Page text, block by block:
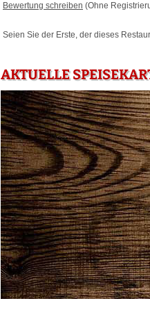
Bewertung schreiben (Ohne
Seien Sie der Erste, der dieses
AKTUELLE